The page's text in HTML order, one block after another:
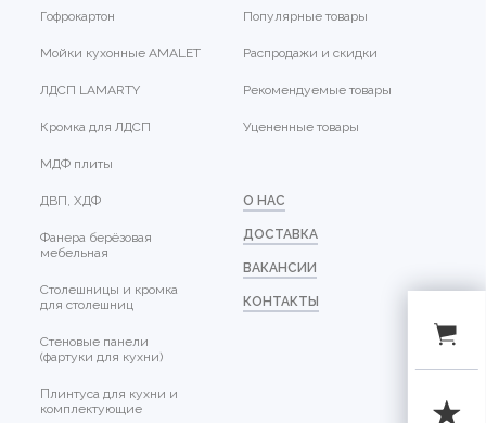
Гофрокартон
Мойки кухонные AMALET
ЛДСП LAMARTY
Кромка для ЛДСП
МДФ плиты
ДВП, ХДФ
Фанера берёзовая
мебельная
Столешницы и кромка
для столешниц
Стеновые панели
(фартуки для кухни)
Плинтуса для кухни и
комплектующие
Популярные товары
Распродажи и скидки
Рекомендуемые товары
Уцененные товары
О НАС
ДОСТАВКА
ВАКАНСИИ
КОНТАКТЫ